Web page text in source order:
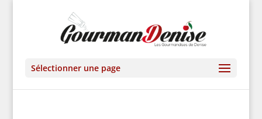
Sélectionner une page